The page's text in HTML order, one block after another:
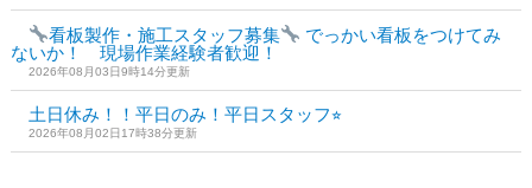
看板製作・施工スタッフ募集
でっかい看板をつけてみ
ないか！ 現場作業経験者歓迎！
2026年08月03日9時14分更新
土日休み！！平日のみ！平日スタッフ⭐︎
2026年08月02日17時38分更新